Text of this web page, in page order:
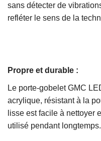
sans détecter de
refléter le sens de la
Propre et durable :
Le porte-gobelet GMC
acrylique, résistant à la
lisse est facile à nettoyer
utilisé pendant longtemps.